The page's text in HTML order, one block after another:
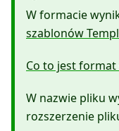
W formacie
szablonów
Co to jest format
W nazwie pliku
rozszerzenie